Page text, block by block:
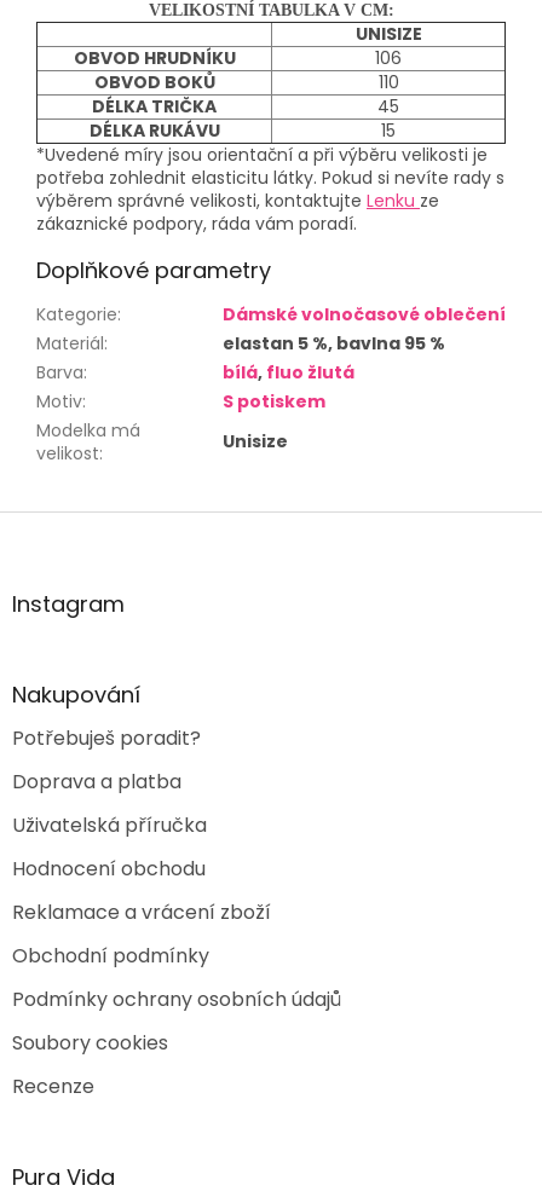
VELIKOSTNÍ TABULKA V CM:
UNISIZE
OBVOD HRUDNÍKU
106
OBVOD BOKŮ
110
DÉLKA TRIČKA
45
DÉLKA RUKÁVU
15
*Uvedené míry jsou orientační a při výběru velikosti je
potřeba zohlednit elasticitu látky. Pokud si nevíte rady s
výběrem správné velikosti, kontaktujte Lenku ze
zákaznické podpory, ráda vám poradí.
Doplňkové parametry
Kategorie:
Dámské volnočasové oblečení
Materiál:
elastan 5 %, bavlna 95 %
Barva: bílá, fluo žlutá
Motiv:
S potiskem
Modelka má
velikost: Unisize
Z
aInstagram
Nakupování
Potřebuješ poradit?
Doprava a platba
Uživatelská příručka
Hodnocení obchodu
Reklamace a vrácení zboží
Obchodní podmínky
Podmínky ochrany osobních údajů
Soubory cookies
Recenze
Pura Vida